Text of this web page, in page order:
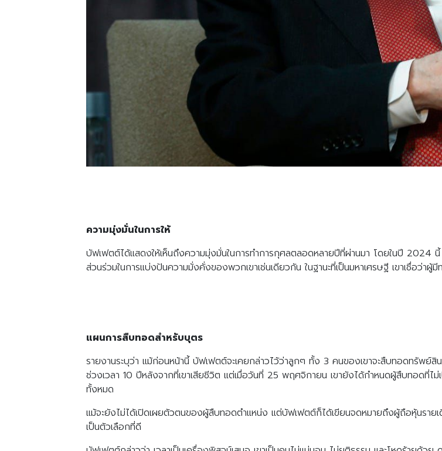
ความมุ่งมั่นในการให้
บัฟเฟตต์ได้แสดงให้เห็นถึงความมุ่งมั่นในการทำการกุศลตลอดหลายปีที่ผ่านมา โดยในปี 2024
ส่วนร่วมในการแบ่งปันความมั่งคั่งของพวกเขาเช่นเดียวกัน ในฐานะที่เป็นมหาเศรษฐี เขาเชื่อว่า
แผนการสืบทอดสำหรับบุตร
รายงานระบุว่า แม้ก่อนหน้านี้ บัฟเฟตต์จะเคยกล่าวไว้ว่าลูกๆ ทั้ง 3 คนของเขาจะสืบทอดทรัพย์
ช่วงเวลา 10 ปีหลังจากที่เขาเสียชีวิต แต่เมื่อวันที่ 25 พฤศจิกายน เขายังได้กำหนดผู้สืบทอดที่ไ
ทั้งหมด
แม้จะยังไม่ได้เปิดเผยตัวตนของผู้สืบทอดตำแหน่ง แต่บัฟเฟตต์ก็ได้เขียนจดหมายถึงผู้ถือหุ้นรายเ
เป็นตัวเลือกที่ดี